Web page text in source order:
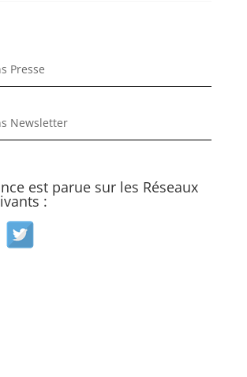
Presse
Newsletter
est parue sur les Réseaux
: